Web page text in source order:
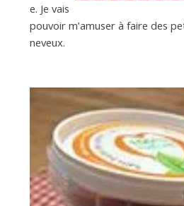
e. Je vais
pouvoir m’amuser à faire des
neveux.